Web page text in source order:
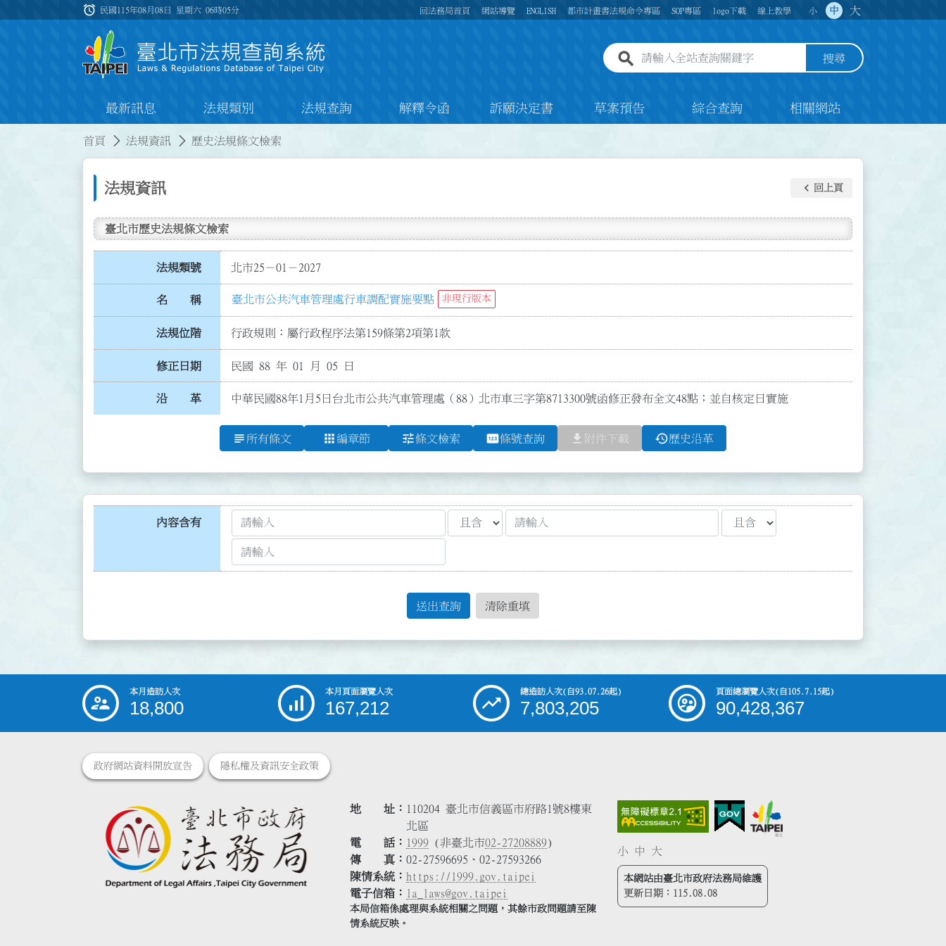
:::
alarm 民國115年08月08日 星期六06時05分 回法務局首頁 網站導覽 ENGLISH 都市計畫書法規命令專區 SOP專區 logo下載 線上教學 小 中 大
全站查詢關鍵字欄位 搜尋
最新訊息 法規類別 法規查詢 解釋令函 訴願決定書 草案預告 綜合查詢 相關網站
首頁 法規資訊 歷史法規條文檢索
法規資訊 keyboard_arrow_left 回上頁
臺北市歷史法規條文檢索
法規類號 北市25－01－2027
名 稱 臺北市公共汽車管理處行車調配實施要點 非現行版本
法規位階 行政規則：屬行政程序法第159條第2項第1款
修正日期 民國 88 年 01 月 05 日
沿 革 中華民國88年1月5日台北市公共汽車管理處（88）北市車三字第8713300號函修正發布全文48點；並自核定日實施
subject 所有條文 apps 編章節 tune條文檢索 pin條號查詢 file_download 附件下載 history歷史沿革
內容含有
送出查詢 清除重填
::: 本月造訪人次
18,800
本月頁面瀏覽人次
167,212
總造訪人次(自93.07.26起)
7,803,205
頁面總瀏覽人次(自105.7.15起)
90,428,367
政府網站資料開放宣告 隱私權及資訊安全政策
地 址
110204 臺北市信義區市府路1號8樓東
北區
電 話
1999 (非臺北市02-27208889)
傳 真
02-27596695、02-27593266
陳情系統
https://1999.gov.taipei
電子信箱
la_laws@gov.taipei
本局信箱係處理與系統相關之問題，其餘市政問題請至陳
情系統反映。
小 中 大
本網站由臺北市政府法務局維護
更新日期： 115.08.08